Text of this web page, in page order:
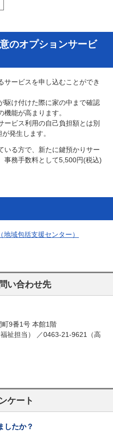
のオプションサービ
サービスを申し込むことができ
駆け付けた際に家の中まで確認
能が高まります。
ービス利用の自己負担額とは別
発生します。
いる方で、新たに鍵預かりサー
事務手数料として5,500円(税込)
域包括支援センター）
い合わせ先
9番1号 本館1階
祉担当） ／0463-21-9621（高
ケート
したか？